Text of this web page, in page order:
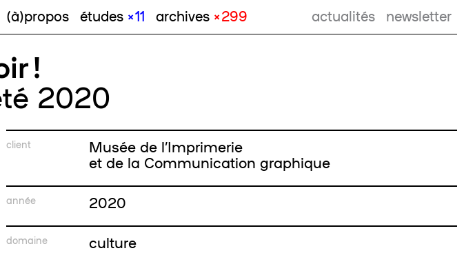
(à)propos études × 11 archives × 299 actualités newsletter
!
2020
client Musée de l’Imprimerie
et de la Communication graphique
année 2020
domaine culture